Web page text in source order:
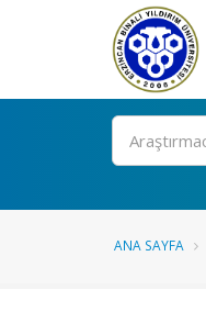
Ara
ANA SAYFA